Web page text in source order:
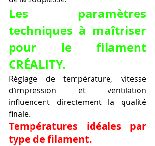
Les paramètres
techniques à maîtriser
pour le filament
CRÉALITY.
Réglage de température, vitesse
d’impression et ventilation
influencent directement la qualité
finale.
Températures idéales par
type de filament.